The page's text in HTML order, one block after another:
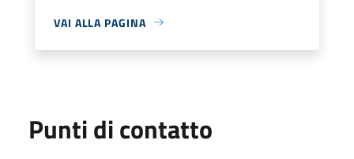
VAI ALLA PAGINA
Punti di contatto